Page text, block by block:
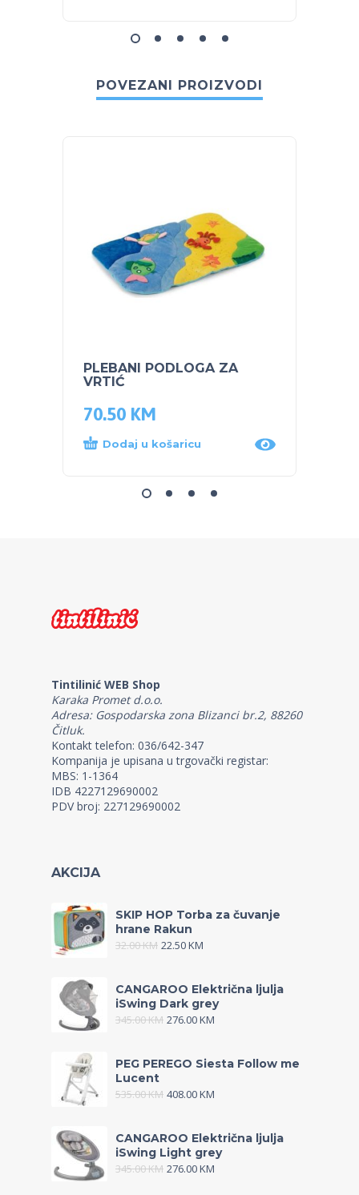
POVEZANI PROIZVODI
PLEBANI PODLOGA ZA
VRTIĆ
70.50 KM
Dodaj u košaricu
Tintilinić WEB Shop
Karaka Promet d.o.o.
Adresa: Gospodarska zona Blizanci br.2, 88260
Čitluk.
Kontakt telefon: 036/642-347
Kompanija je upisana u trgovački registar:
MBS: 1-1364
IDB 4227129690002
PDV broj: 227129690002
AKCIJA
SKIP HOP Torba za čuvanje
hrane Rakun
32.00KM 22.50KM
CANGAROO Električna ljulja
iSwing Dark grey
345.00KM 276.00KM
PEG PEREGO Siesta Follow me
Lucent
535.00KM 408.00KM
CANGAROO Električna ljulja
iSwing Light grey
345.00KM 276.00KM